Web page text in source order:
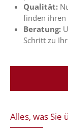
Qualität:
finden ihren
Beratung:
Schritt zu
Alles, was Sie